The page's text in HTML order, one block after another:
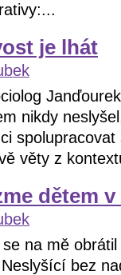
je lhát
nikdy
věty z
dětem
na mě
bez